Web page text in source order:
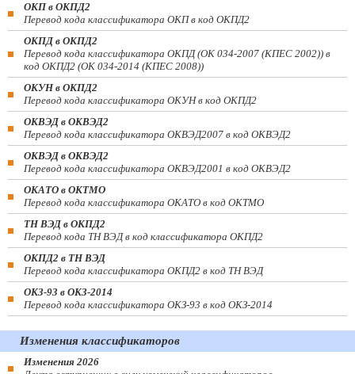
ОКП в ОКПД2
Перевод кода классификатора ОКП в код ОКПД2
ОКПД в ОКПД2
Перевод кода классификатора ОКПД (ОК 034-2007 (КПЕС 2002)) в
код ОКПД2 (ОК 034-2014 (КПЕС 2008))
ОКУН в ОКПД2
Перевод кода классификатора ОКУН в код ОКПД2
ОКВЭД в ОКВЭД2
Перевод кода классификатора ОКВЭД2007 в код ОКВЭД2
ОКВЭД в ОКВЭД2
Перевод кода классификатора ОКВЭД2001 в код ОКВЭД2
ОКАТО в ОКТМО
Перевод кода классификатора ОКАТО в код ОКТМО
ТН ВЭД в ОКПД2
Перевод кода ТН ВЭД в код классификатора ОКПД2
ОКПД2 в ТН ВЭД
Перевод кода классификатора ОКПД2 в код ТН ВЭД
ОКЗ-93 в ОКЗ-2014
Перевод кода классификатора ОКЗ-93 в код ОКЗ-2014
Изменения классификаторов
Изменения 2026